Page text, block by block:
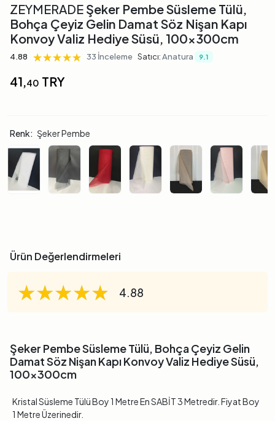
ZEYMERADE Şeker Pembe Süsleme Tülü,
Bohça Çeyiz Gelin Damat Söz Nişan Kapı
Konvoy Valiz Hediye Süsü, 100x300cm
4.88 ★★★★★
★★★★★
★★★★★ 33 İnceleme Satıcı:Anatura 9.1
41,40 TRY
Renk: Şeker Pembe
Ürün Değerlendirmeleri
★★★★★
★★★★★
★★★★★ 4.88
Şeker Pembe Süsleme Tülü, Bohça Çeyiz Gelin
Damat Söz Nişan Kapı Konvoy Valiz Hediye Süsü,
100x300cm
Kristal Süsleme Tülü Boy 1 Metre En SABİT 3 Metredir. Fiyat Boy
1 Metre Üzerinedir.